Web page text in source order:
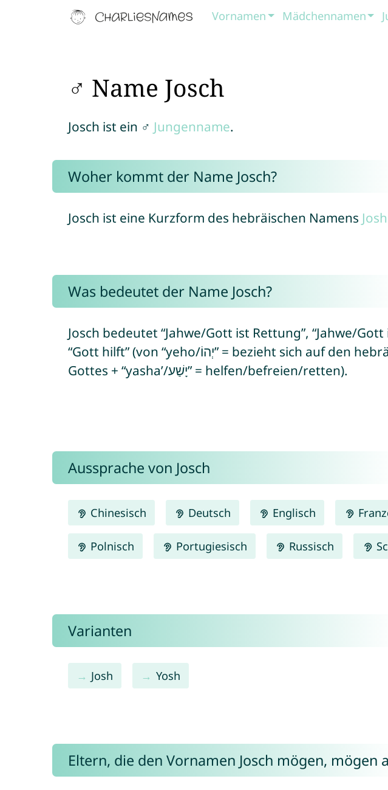
Vornamen Mädchennamen
♂ Name Josch
Josch ist ein ♂ Jungenname.
Woher kommt der Name Josch?
Josch ist eine Kurzform des hebräischen Namens
Was bedeutet der Name Josch?
Josch bedeutet “Jahwe/Gott ist Rettung”, “Jahwe/
“Gott hilft” (von “yeho/יְהוֹ” = bezieht sich auf den hebräischen Namen
Gottes + “yasha’/יָשַׁע” = helfen/befreien/retten).
Aussprache von Josch
Chinesisch Deutsch Englisch
Polnisch Portugiesisch Russisch
Varianten
Josh Yosh
Eltern, die den Vornamen Josch mögen, mögen